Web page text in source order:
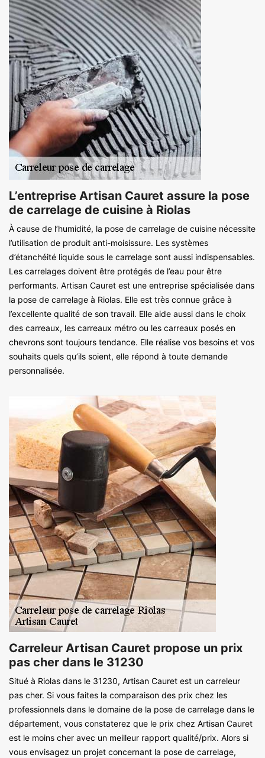
L’entreprise Artisan Cauret assure la pose
de carrelage de cuisine à Riolas
À cause de l’humidité, la pose de carrelage de cuisine nécessite
l’utilisation de produit anti-moisissure. Les systèmes
d’étanchéité liquide sous le carrelage sont aussi indispensables.
Les carrelages doivent être protégés de l’eau pour être
performants. Artisan Cauret est une entreprise spécialisée dans
la pose de carrelage à Riolas. Elle est très connue grâce à
l’excellente qualité de son travail. Elle aide aussi dans le choix
des carreaux, les carreaux métro ou les carreaux posés en
chevrons sont toujours tendance. Elle réalise vos besoins et vos
souhaits quels qu’ils soient, elle répond à toute demande
personnalisée.
Carreleur Artisan Cauret propose un prix
pas cher dans le 31230
Situé à Riolas dans le 31230, Artisan Cauret est un carreleur
pas cher. Si vous faites la comparaison des prix chez les
professionnels dans le domaine de la pose de carrelage dans le
département, vous constaterez que le prix chez Artisan Cauret
est le moins cher avec un meilleur rapport qualité/prix. Alors si
vous envisagez un projet concernant la pose de carrelage,